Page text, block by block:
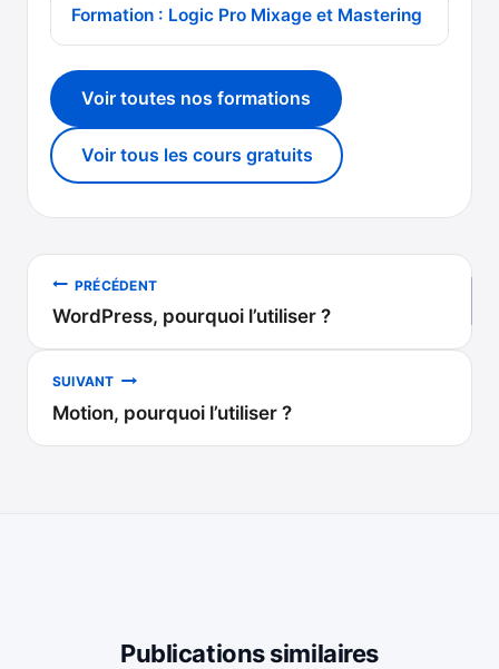
Formation : Logic Pro Mixage et Mastering
Voir toutes nos formations
Voir tous les cours gratuits
Navigation
de
l’article
PRÉCÉDENT
WordPress, pourquoi l’utiliser ?
SUIVANT
Motion, pourquoi l’utiliser ?
Publications similaires